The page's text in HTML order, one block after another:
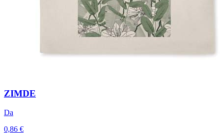
ZIMDE
Da
0,86 €